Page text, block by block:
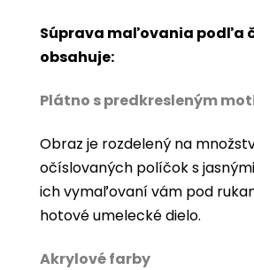
Súprava maľovania podľa
obsahuje:
Plátno s predkresleným
Obraz je rozdelený na
očíslovaných políčok s
ich vymaľovaní vám pod
hotové umelecké dielo.
Akrylové farby